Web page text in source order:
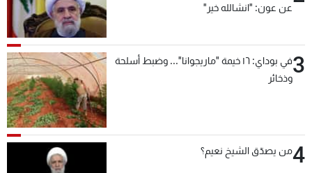
عن عون: "انشالله خير"
3
في بوداي: ١٦ خيمة "ماريجوانا"... وضبط أسلحة
وذخائر
4من يصدّق الشيخ نعيم؟